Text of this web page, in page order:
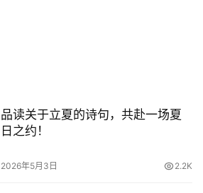
品读关于立夏的诗句，共赴一场夏
日之约！
2026年5月3日 2.2K